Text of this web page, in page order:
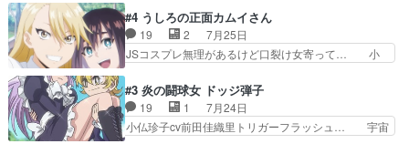
で相手の緊張を解く相手の共… たまったアニメ
50本だってｗ今日も帰った… マネージャー実在
した大逆風のハズなのに全…
の恋愛系で1番これが好き。愛する気は… 今晩
は、2130頃からシンデレラガールズ… 公爵の妻
なのに着てる洋服がシンプル。テー… まあ、これ
は見なくていいな。むしろ判断が… 自分でも気づ
ぜかヒロイン化していますデ… 【今夜のアニメA
は…】前向き没落令嬢×こ… 「ぼやっとしてたら
菜園の領地の外まで開墾…
#4 うしろの正面カムイさん
19 2
7月25日
JSコスプレ無理があるけど口裂け女寄って… 小
カちゃんがヤバすぎてボキキしそう(ぇ… 口裂け
女って人を襲うって知らなかった…ポ… そのスタ
イルで小学生ファッションは口裂け… 相変わら
ず、尺の都合なのか原作漫画の細か… 除霊士カム
#3 炎の闘球女 ドッジ弾子
19 1
7月24日
小仏珍子cv前田佳織里トリガーフラッシュ… 宇宙